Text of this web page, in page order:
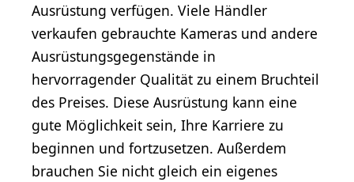
Ausrüstung verfügen. Viele Händler
verkaufen gebrauchte Kameras und andere
Ausrüstungsgegenstände in
hervorragender Qualität zu einem Bruchteil
des Preises. Diese Ausrüstung kann eine
gute Möglichkeit sein, Ihre Karriere zu
beginnen und fortzusetzen. Außerdem
brauchen Sie nicht gleich ein eigenes